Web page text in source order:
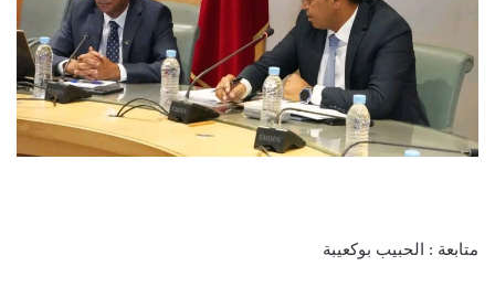
متابعة : الحبيب بوكعيبة